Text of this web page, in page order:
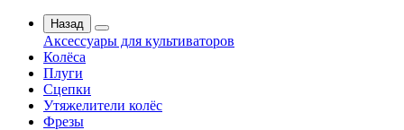
Назад
Аксессуары для культиваторов
Колёса
Плуги
Сцепки
Утяжелители колёс
Фрезы